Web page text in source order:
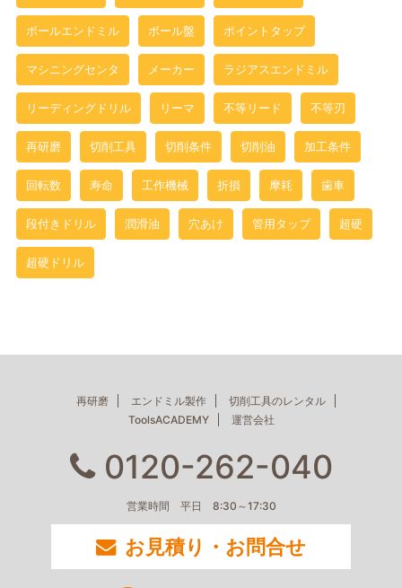
ボールエンドミル ボール盤 ポイントタップ
マシニングセンタ メーカー ラジアスエンドミル
リーディングドリル リーマ 不等リード 不等刃
再研磨 切削工具 切削条件 切削油 加工条件
回転数 寿命 工作機械 折損 摩耗 歯車
段付きドリル 潤滑油 穴あけ 管用タップ 超硬
超硬ドリル
再研磨 エンドミル製作
切削工具のレンタル
ToolsACADEMY
運営会社
0120-262-040
営業時間 平日 8:30～17:30
お見積り・お問合せ